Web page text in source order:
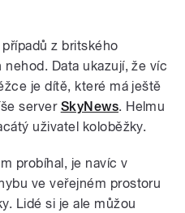
z britského
Data ukazují, že víc
je dítě, které má ještě
server SkyNews. Helmu
uživatel koloběžky.
probíhal, je navíc v
ve veřejném prostoru
Lidé si je ale můžou